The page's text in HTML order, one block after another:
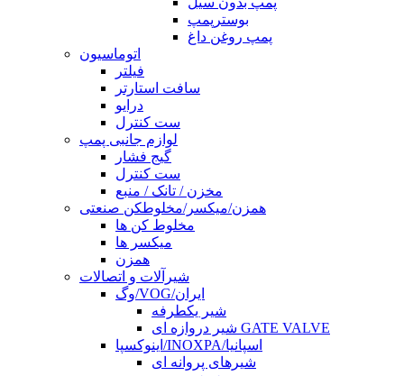
بوسترپمپ
پمپ روغن داغ
اتوماسیون
فیلتر
سافت استارتر
درایو
ست کنترل
لوازم جانبی پمپ
گیج فشار
ست کنترل
مخزن / تانک / منبع
همزن/میکسر/مخلوطکن صنعتی
مخلوط کن ها
میکسر ها
همزن
شیرآلات و اتصالات
وگ/VOG/ایران
شیر یکطرفه
شیر دروازه ای GATE VALVE
اینوکسپا/INOXPA/اسپانیا
شیرهای پروانه ای